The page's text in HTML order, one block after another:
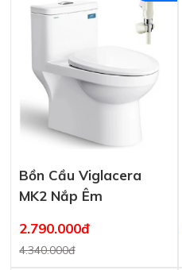
Bồn Cầu Viglacera
MK2 Nắp Êm
2.790.000đ
4.340.000đ